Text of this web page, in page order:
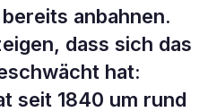
anbahnen.
dass sich das
hat:
seit 1840 um rund